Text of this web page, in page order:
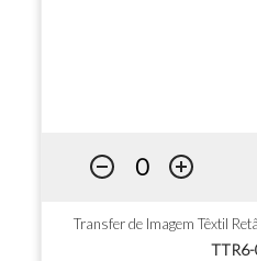
Transfer de Imagem Têxtil
TTR6-